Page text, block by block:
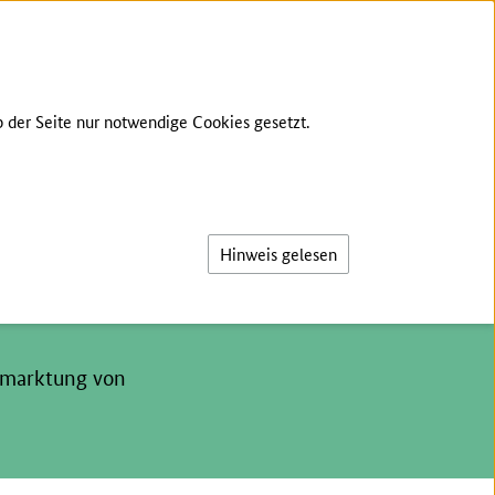
von
Seite nur notwendige Cookies gesetzt.
Hinweis gelesen